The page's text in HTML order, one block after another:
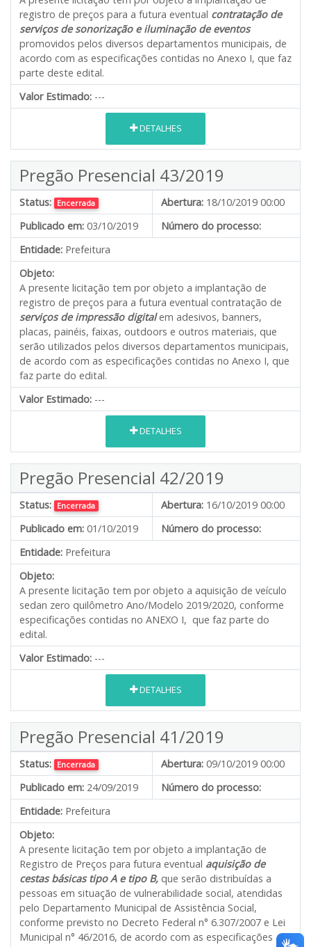
registro de preços para a futura eventual contratação de
serviços de sonorização e iluminação de eventos
promovidos pelos diversos departamentos municipais, de
acordo com as especificações contidas no Anexo I, que faz
parte deste edital.
Valor Estimado: ---
DETALHES
Pregão Presencial 43/2019
Status: Encerrada Abertura: 18/10/2019 00:00
Publicado em: 03/10/2019
Número do processo:
Entidade: Prefeitura
Objeto:
A presente licitação tem por objeto a implantação de
registro de preços para a futura eventual contratação de
serviços de impressão digitalem adesivos, banners,
placas, painéis, faixas, outdoors e outros materiais, que
serão utilizados pelos diversos departamentos municipais,
de acordo com as especificações contidas no Anexo I, que
faz parte do edital.
Valor Estimado: ---
DETALHES
Pregão Presencial 42/2019
Status: Encerrada Abertura: 16/10/2019 00:00
Publicado em: 01/10/2019
Número do processo:
Entidade: Prefeitura
Objeto:
A presente licitação tem por objeto a aquisição de veículo
sedan zero quilômetro Ano/Modelo 2019/2020, conforme
especificações contidas no ANEXO I, que faz parte do
edital.
Valor Estimado: ---
DETALHES
Pregão Presencial 41/2019
Status: Encerrada Abertura: 09/10/2019 00:00
Publicado em: 24/09/2019
Número do processo:
Entidade: Prefeitura
Objeto:
A presente licitação tem por objeto a implantação de
Registro de Preços para futura eventual aquisição de
cestas básicas tipo A e tipo B, que serão distribuídas a
pessoas em situação de vulnerabilidade social, atendidas
pelo Departamento Municipal de Assistência Social,
conforme previsto no Decreto Federal n° 6.307/2007 e Lei
Municipal n° 46/2016, de acordo com as especificações